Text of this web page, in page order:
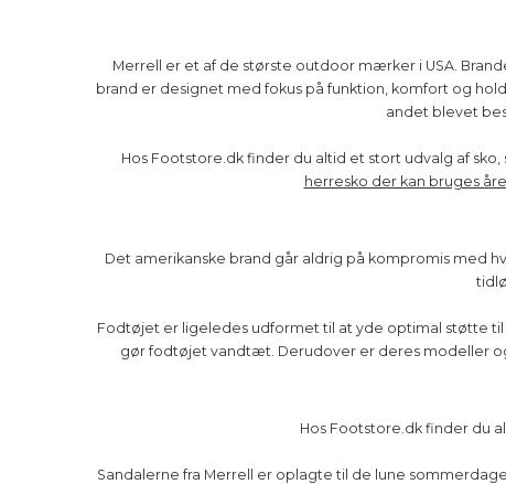
Merrell er et af de største outdoor mærker i USA.
brand er designet med fokus på funktion, komfort og
andet blevet
Hos Footstore.dk finder du altid et stort udvalg af
herresko der kan bruges
Det amerikanske brand går aldrig på kompromis med
Fodtøjet er ligeledes udformet til at yde optimal støtte
gør fodtøjet vandtæt. Derudover er deres modeller
Hos Footstore.dk finder du
Sandalerne fra Merrell er oplagte til de lune